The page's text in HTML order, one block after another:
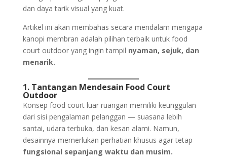
dan daya tarik visual yang kuat.
Artikel ini akan membahas secara mendalam mengapa
kanopi membran adalah pilihan terbaik untuk food
court outdoor yang ingin tampil nyaman, sejuk, dan
menarik.
1. Tantangan Mendesain Food Court
Outdoor
Konsep food court luar ruangan memiliki keunggulan
dari sisi pengalaman pelanggan — suasana lebih
santai, udara terbuka, dan kesan alami. Namun,
desainnya memerlukan perhatian khusus agar tetap
fungsional sepanjang waktu dan musim.